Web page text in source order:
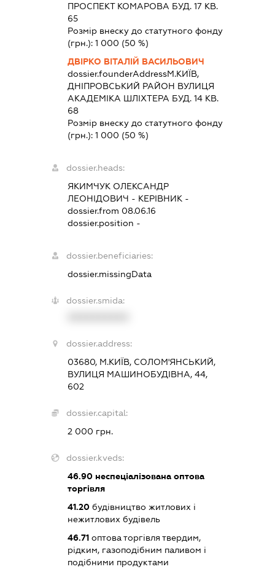
ПРОСПЕКТ КОМАРОВА БУД. 17 КВ.
65
Розмір внеску до статутного фонду
(грн.): 1 000 (50 %)
ДВІРКО ВІТАЛІЙ ВАСИЛЬОВИЧ
dossier.founderAddressМ.КИЇВ,
ДНІПРОВСЬКИЙ РАЙОН ВУЛИЦЯ
АКАДЕМІКА ШЛІХТЕРА БУД. 14 КВ.
68
Розмір внеску до статутного фонду
(грн.): 1 000 (50 %)
dossier.heads:
ЯКИМЧУК ОЛЕКСАНДР
ЛЕОНІДОВИЧ - КЕРІВНИК -
dossier.from 08.06.16
dossier.position -
dossier.beneficiaries:
dossier.missingData
dossier.smida:
dossier.address:
03680, М.КИЇВ, СОЛОМ'ЯНСЬКИЙ,
ВУЛИЦЯ МАШИНОБУДІВНА, 44,
602
dossier.capital:
2 000 грн.
dossier.kveds:
46.90неспеціалізована оптова
торгівля
41.20будівництво житлових і
нежитлових будівель
46.71оптова торгівля твердим,
рідким, газоподібним паливом і
подібними продуктами